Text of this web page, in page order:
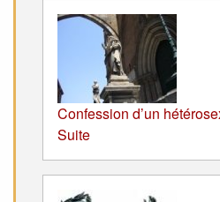
Confession d’un
Suite